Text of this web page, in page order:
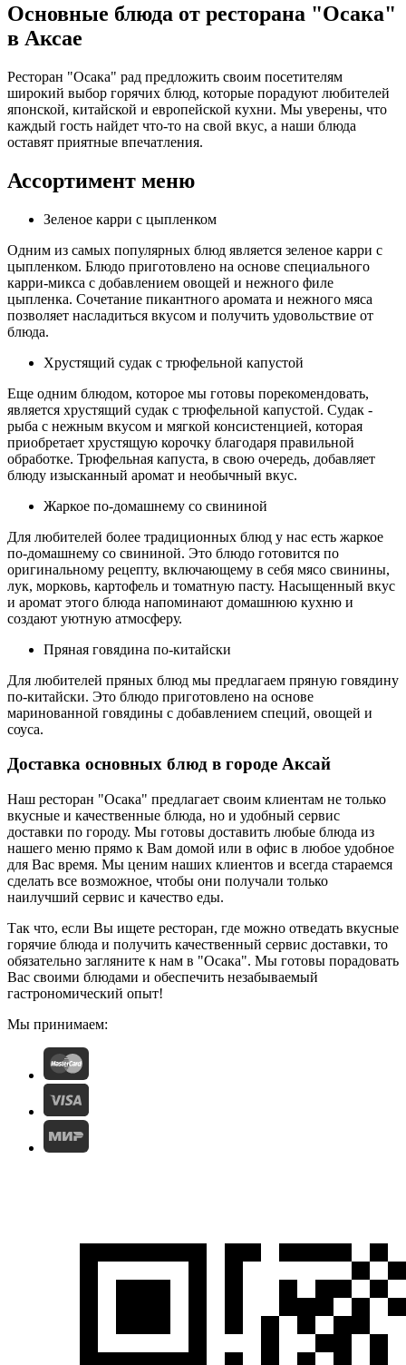
Основные блюда от ресторана "Осака"
в Аксае
Ресторан "Осака" рад предложить своим посетителям
широкий выбор горячих блюд, которые порадуют любителей
японской, китайской и европейской кухни. Мы уверены, что
каждый гость найдет что-то на свой вкус, а наши блюда
оставят приятные впечатления.
Ассортимент меню
Зеленое карри с цыпленком
Одним из самых популярных блюд является зеленое карри с
цыпленком. Блюдо приготовлено на основе специального
карри-микса с добавлением овощей и нежного филе
цыпленка. Сочетание пикантного аромата и нежного мяса
позволяет насладиться вкусом и получить удовольствие от
блюда.
Хрустящий судак с трюфельной капустой
Еще одним блюдом, которое мы готовы порекомендовать,
является хрустящий судак с трюфельной капустой. Судак -
рыба с нежным вкусом и мягкой консистенцией, которая
приобретает хрустящую корочку благодаря правильной
обработке. Трюфельная капуста, в свою очередь, добавляет
блюду изысканный аромат и необычный вкус.
Жаркое по-домашнему со свининой
Для любителей более традиционных блюд у нас есть жаркое
по-домашнему со свининой. Это блюдо готовится по
оригинальному рецепту, включающему в себя мясо свинины,
лук, морковь, картофель и томатную пасту. Насыщенный вкус
и аромат этого блюда напоминают домашнюю кухню и
создают уютную атмосферу.
Пряная говядина по-китайски
Для любителей пряных блюд мы предлагаем пряную говядину
по-китайски. Это блюдо приготовлено на основе
маринованной говядины с добавлением специй, овощей и
соуса.
Доставка основных блюд в городе Аксай
Наш ресторан "Осака" предлагает своим клиентам не только
вкусные и качественные блюда, но и удобный сервис
доставки по городу. Мы готовы доставить любые блюда из
нашего меню прямо к Вам домой или в офис в любое удобное
для Вас время. Мы ценим наших клиентов и всегда стараемся
сделать все возможное, чтобы они получали только
наилучший сервис и качество еды.
Так что, если Вы ищете ресторан, где можно отведать вкусные
горячие блюда и получить качественный сервис доставки, то
обязательно загляните к нам в "Осака". Мы готовы порадовать
Вас своими блюдами и обеспечить незабываемый
гастрономический опыт!
Мы принимаем: